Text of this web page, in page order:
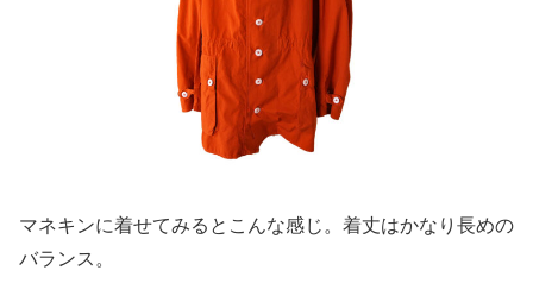
マネキンに着せてみるとこんな感じ。着丈はかなり長めの
バランス。